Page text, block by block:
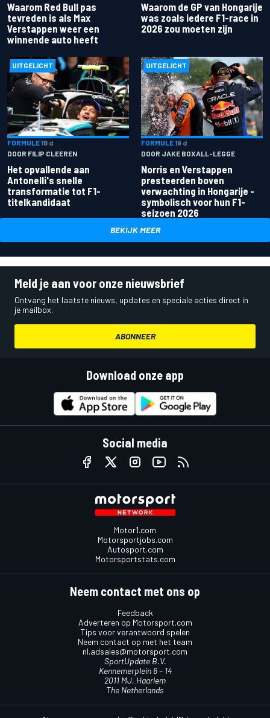
Waarom Red Bull pas
tevreden is als Max
Verstappen weer een
winnende auto heeft
Waarom de GP van Hongarije
was zoals iedere F1-race in
2026 zou moeten zijn
UITGELICHT
FORMULE 18 d
DOOR FILIP CLEEREN
Het opvallende aan
Antonelli's snelle
transformatie tot F1-
titelkandidaat
UITGELICHT
FORMULE 19 d
DOOR JAKE BOXALL-LEGGE
Norris en Verstappen
presteerden boven
verwachting in Hongarije -
symbolisch voor hun F1-
seizoen 2026
BEKIJK MEER
Meld je aan voor onze nieuwsbrief
Ontvang het laatste nieuws, updates en speciale acties direct in
je mailbox.
ABONNEER
Download onze app
Social media
Motor1.com
Motorsportjobs.com
Autosport.com
Motorsportstats.com
Neem contact met ons op
Feedback
Adverteren op Motorsport.com
Tips voor verantwoord spelen
Neem contact op met het team
nl.adsales@motorsport.com
SportUpdate B.V.
Kennemerplein 6 – 14
2011 MJ, Haarlem
The Netherlands